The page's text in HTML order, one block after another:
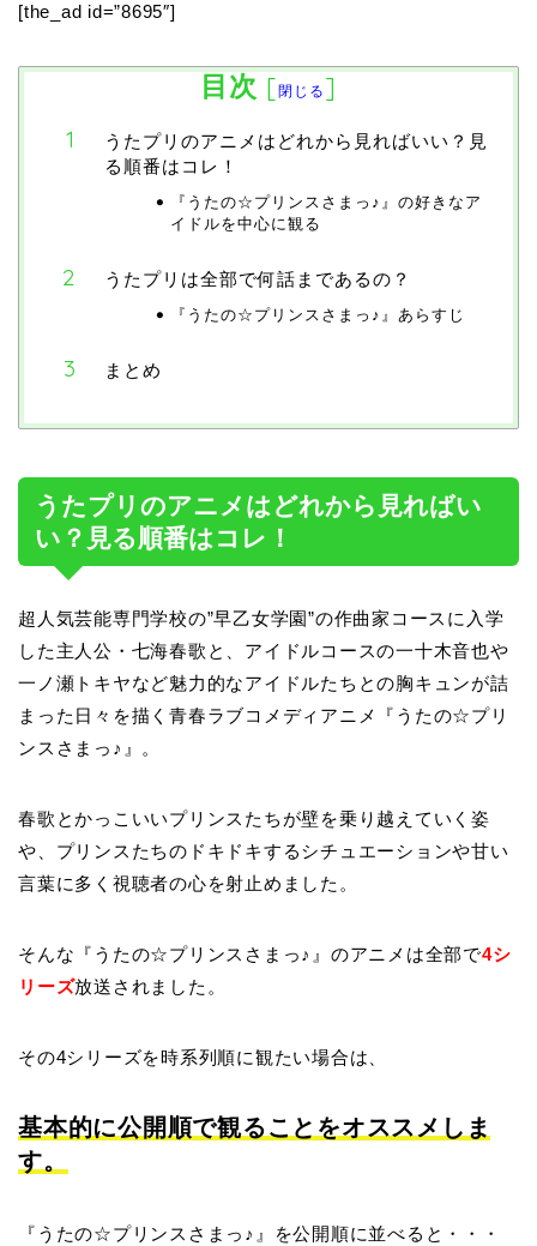
[the_ad id=”8695″]
目次 [閉じる ]
うたプリのアニメはどれから見ればいい？見
る順番はコレ！
『うたの☆プリンスさまっ♪』の好きなア
イドルを中心に観る
うたプリは全部で何話まであるの？
『うたの☆プリンスさまっ♪』あらすじ
まとめ
うたプリのアニメはどれから見ればい
い？見る順番はコレ！
超人気芸能専門学校の”早乙女学園”の作曲家コースに入学
した主人公・七海春歌と、アイドルコースの一十木音也や
一ノ瀬トキヤなど魅力的なアイドルたちとの胸キュンが詰
まった日々を描く青春ラブコメディアニメ『うたの☆プリ
ンスさまっ♪』。
春歌とかっこいいプリンスたちが壁を乗り越えていく姿
や、プリンスたちのドキドキするシチュエーションや甘い
言葉に多く視聴者の心を射止めました。
そんな『うたの☆プリンスさまっ♪』のアニメは全部で4シ
リーズ放送されました。
その4シリーズを時系列順に観たい場合は、
基本的に公開順で観ることをオススメしま
す。
『うたの☆プリンスさまっ♪』を公開順に並べると・・・